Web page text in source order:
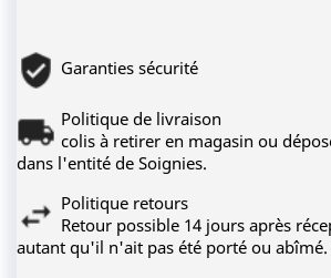
Garanties sécurité
Politique de livraison
colis à retirer en magasin ou
dans l'entité de Soignies.
Politique retours
Retour possible 14 jours après
autant qu'il n'ait pas été porté ou abîmé.